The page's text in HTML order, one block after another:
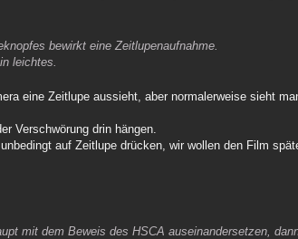
bewirkt eine Zeitlupenaufnahme.
leichtes.
eine Zeitlupe aussieht, aber normalerweise sieht
Verschwörung drin hängen.
auf Zeitlupe drücken, wir wollen den Film
mit dem Beweis des HSCA auseinandersetzen,